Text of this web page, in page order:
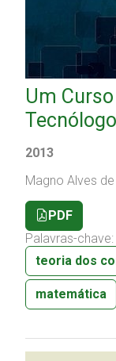
Um
2013
Magno Alves de
PDF
Palavras-chave:
teoria dos
matemática